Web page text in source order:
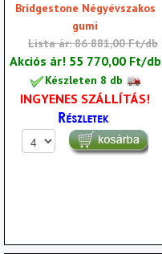
Bridgestone Négyévszakos
gumi
Lista ár: 86 881,00 Ft/db
Akciós ár! 55 770,00 Ft/db
Készleten 8 db
INGYENES SZÁLLÍTÁS!